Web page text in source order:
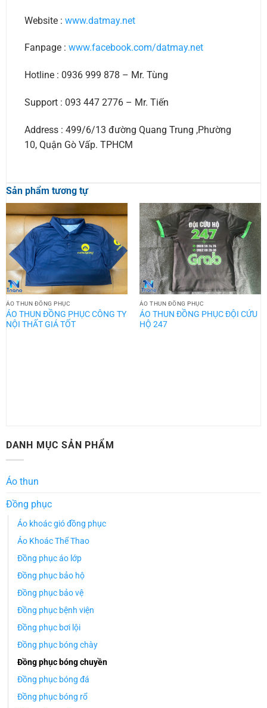
Website : www.datmay.net
Fanpage : www.facebook.com/datmay.net
Hotline : 0936 999 878 – Mr. Tùng
Support : 093 447 2776 – Mr. Tiến
Address : 499/6/13 đường Quang Trung ,Phường
10, Quận Gò Vấp. TPHCM
Sản phẩm tương tự
ÁO THUN ĐỒNG PHỤC
ÁO THUN ĐỒNG PHỤC CÔNG TY
NỘI THẤT GIÁ TỐT
ÁO THUN ĐỒNG PHỤC
ÁO THUN ĐỒNG PHỤC ĐỘI CỨU
HỘ 247
DANH MỤC SẢN PHẨM
Áo thun
Đồng phục
Áo khoác gió đồng phục
Áo Khoác Thể Thao
Đồng phục áo lớp
Đồng phục bảo hộ
Đồng phục bảo vệ
Đồng phục bệnh viện
Đồng phục bơi lội
Đồng phục bóng chày
Đồng phục bóng chuyền
Đồng phục bóng đá
Đồng phục bóng rổ